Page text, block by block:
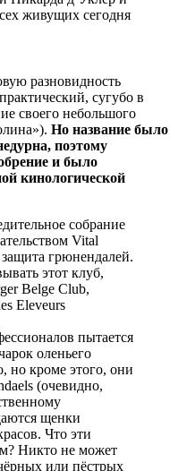
живущих сегодня
разновидность
сугубо в
своего небольшого
Но название было
поэтому
и было
кинологической
собрание
Vital
грюнендалей.
этот клуб,
Belge Club,
Eleveurs
пытается
оленьего
но кроме этого, они
(очевидно,
щенки
Что эти
Никто не может
или пёстрых